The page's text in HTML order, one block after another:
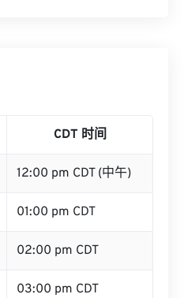
CDT 时间
12:00 pm CDT (中午)
01:00 pm CDT
02:00 pm CDT
03:00 pm CDT